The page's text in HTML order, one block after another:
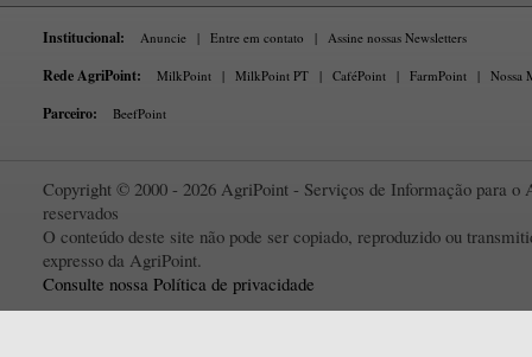
Institucional: Anuncie | Entre em contato | Assine nossas Newsletters
Rede AgriPoint: MilkPoint | MilkPoint PT | CaféPoint | FarmPoint | Nossa
Parceiro: BeefPoint
Copyright © 2000 - 2026 AgriPoint - Serviços de Informação para o
reservados
O conteúdo deste site não pode ser copiado, reproduzido ou
expresso da AgriPoint.
Consulte nossa Política de privacidade